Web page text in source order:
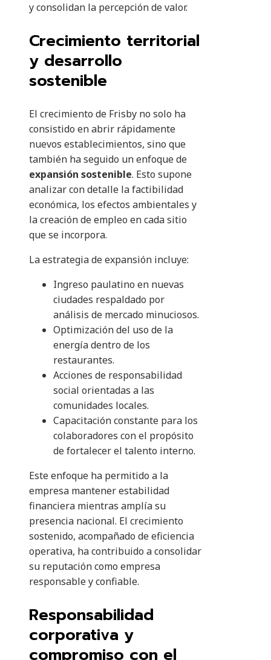
y consolidan la percepción de valor.
Crecimiento territorial
y desarrollo
sostenible
El crecimiento de Frisby no solo ha
consistido en abrir rápidamente
nuevos establecimientos, sino que
también ha seguido un enfoque de
expansión sostenible. Esto supone
analizar con detalle la factibilidad
económica, los efectos ambientales y
la creación de empleo en cada sitio
que se incorpora.
La estrategia de expansión incluye:
Ingreso paulatino en nuevas
ciudades respaldado por
análisis de mercado minuciosos.
Optimización del uso de la
energía dentro de los
restaurantes.
Acciones de responsabilidad
social orientadas a las
comunidades locales.
Capacitación constante para los
colaboradores con el propósito
de fortalecer el talento interno.
Este enfoque ha permitido a la
empresa mantener estabilidad
financiera mientras amplía su
presencia nacional. El crecimiento
sostenido, acompañado de eficiencia
operativa, ha contribuido a consolidar
su reputación como empresa
responsable y confiable.
Responsabilidad
corporativa y
compromiso con el